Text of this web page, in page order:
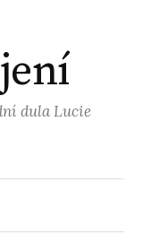
dula Lucie